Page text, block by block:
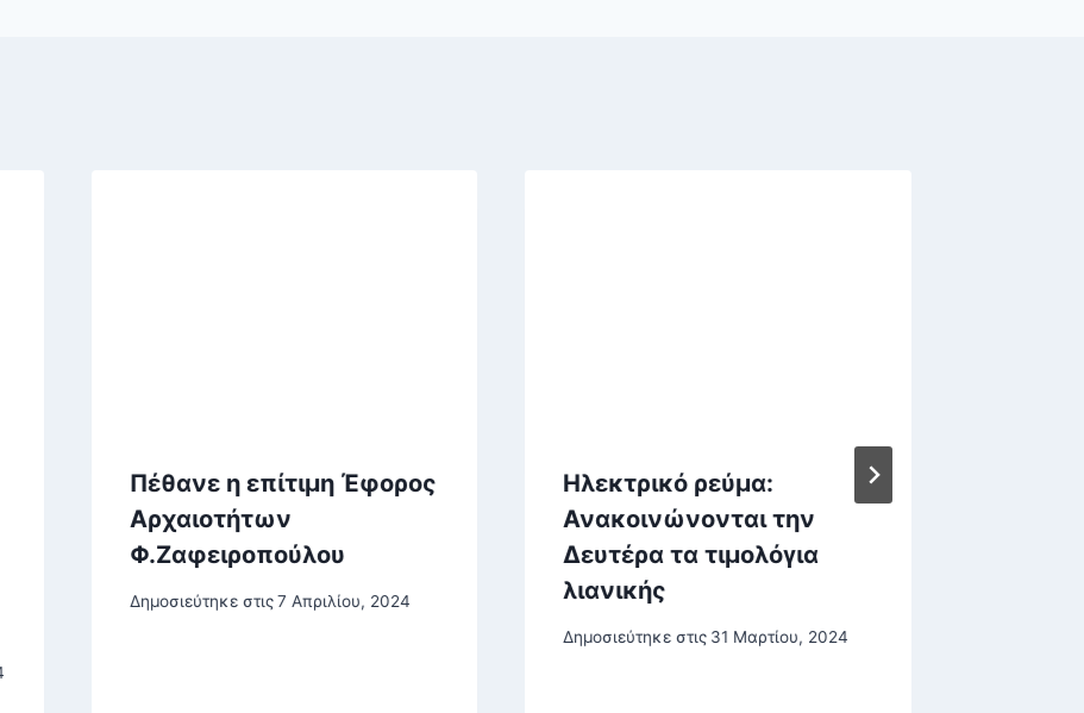
Πέθανε η επίτιμη Έφορος
Αρχαιοτήτων
Φ.Ζαφειροπούλου
Δημοσιεύτηκε στις 7 Απριλίου, 2024
Ηλεκτρικό ρεύμα:
Ανακοινώνονται την
Δευτέρα τα τιμολόγια
λιανικής
Δημοσιεύτηκε στις 31 Μαρτίου, 2024